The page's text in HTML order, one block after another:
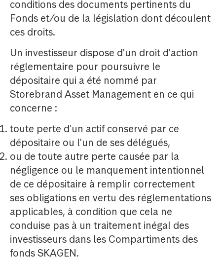
conditions des documents pertinents du
Fonds et/ou de la législation dont découlent
ces droits.
Un investisseur dispose d'un droit d'action
réglementaire pour poursuivre le
dépositaire qui a été nommé par
Storebrand Asset Management en ce qui
concerne :
toute perte d'un actif conservé par ce
dépositaire ou l'un de ses délégués,
ou de toute autre perte causée par la
négligence ou le manquement intentionnel
de ce dépositaire à remplir correctement
ses obligations en vertu des réglementations
applicables, à condition que cela ne
conduise pas à un traitement inégal des
investisseurs dans les Compartiments des
fonds SKAGEN.